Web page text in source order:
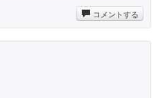
コメントする